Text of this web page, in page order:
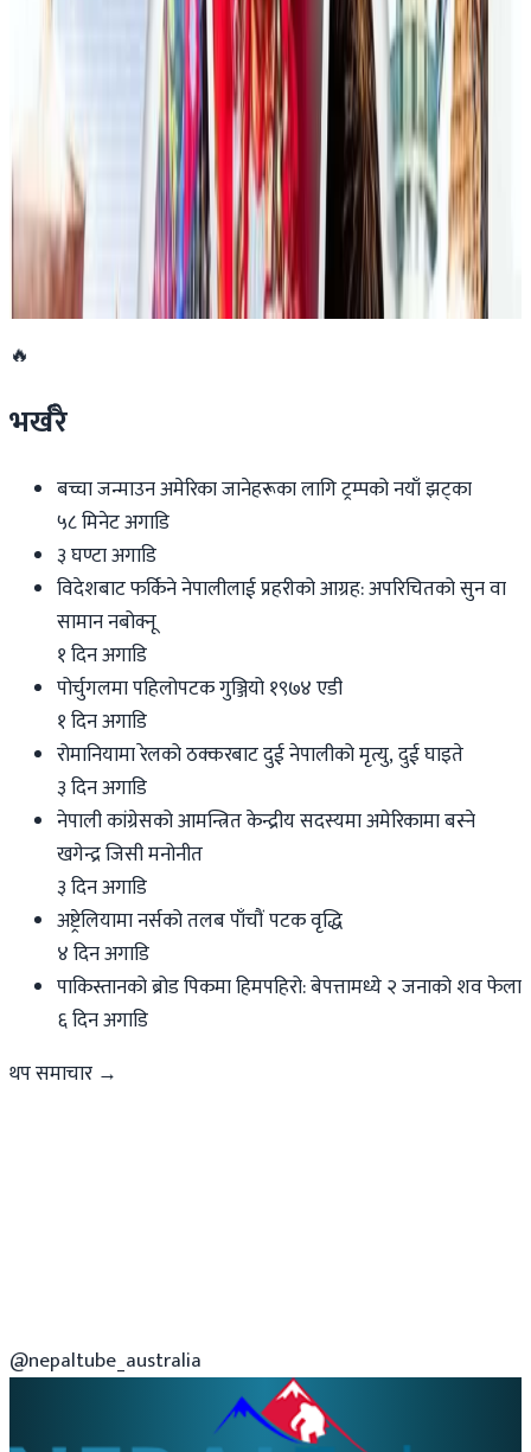
२०२६ जुलाई २३
एनपिएल अष्ट्रेलियाको पाँचौं संस्करणमा कृष्ण कार्की
सबैभन्दा महँगा खेलाडी
२०२६ जुलाई १९
डार्विनमा नेपाल फेस्टिभल हुँदै
२०२६ जुन ११
🔥
भर्खरै
बच्चा जन्माउन अमेरिका जानेहरूका लागि ट्रम्पको नयाँ झट्का
५८ मिनेट अगाडि
३ घण्टा अगाडि
विदेशबाट फर्किने नेपालीलाई प्रहरीको आग्रह: अपरिचितको सुन वा
सामान नबोक्नू
१ दिन अगाडि
पोर्चुगलमा पहिलोपटक गुञ्जियो १९७४ एडी
१ दिन अगाडि
रोमानियामा रेलको ठक्करबाट दुई नेपालीको मृत्यु, दुई घाइते
३ दिन अगाडि
नेपाली कांग्रेसको आमन्त्रित केन्द्रीय सदस्यमा अमेरिकामा बस्ने
खगेन्द्र जिसी मनोनीत
३ दिन अगाडि
अष्ट्रेलियामा नर्सको तलब पाँचौं पटक वृद्धि
४ दिन अगाडि
पाकिस्तानको ब्रोड पिकमा हिमपहिरो: बेपत्तामध्ये २ जनाको शव फेला
६ दिन अगाडि
थप समाचार →
@nepaltube_australia